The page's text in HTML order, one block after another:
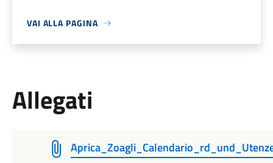
VAI ALLA PAGINA
Allegati